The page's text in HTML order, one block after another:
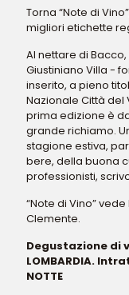
Torna “Note di
migliori etichette
Al nettare di
Giustiniano Villa -
inserito, a pieno
Nazionale Città
prima edizione è
grande richiamo.
stagione estiva,
bere, della buona
professionisti,
“Note di Vino”
Clemente.
Degustazione di
LOMBARDIA.
NOTTE